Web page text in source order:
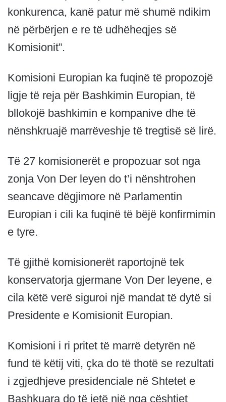
konkurenca, kanë patur më shumë ndikim
në përbërjen e re të udhëheqjes së
Komisionit”.
Komisioni Europian ka fuqinë të propozojë
ligje të reja për Bashkimin Europian, të
bllokojë bashkimin e kompanive dhe të
nënshkruajë marrëveshje të tregtisë së lirë.
Të 27 komisionerët e propozuar sot nga
zonja Von Der leyen do t’i nënshtrohen
seancave dëgjimore në Parlamentin
Europian i cili ka fuqinë të bëjë konfirmimin
e tyre.
Të gjithë komisionerët raportojnë tek
konservatorja gjermane Von Der leyene, e
cila këtë verë siguroi një mandat të dytë si
Presidente e Komisionit Europian.
Komisioni i ri pritet të marrë detyrën në
fund të këtij viti, çka do të thotë se rezultati
i zgjedhjeve presidenciale në Shtetet e
Bashkuara do të jetë një nga çështjet